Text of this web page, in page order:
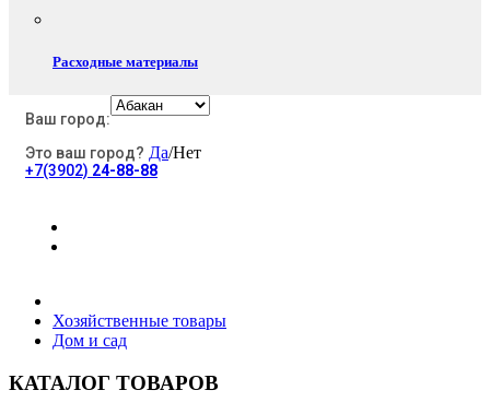
Расходные материалы
Электротовары
Хозяйственные товары
Ваш город:
Это ваш город? Да/Нет
+7(3902) 24-88-88
Хозяйственные товары
Дом и сад
КАТАЛОГ ТОВАРОВ